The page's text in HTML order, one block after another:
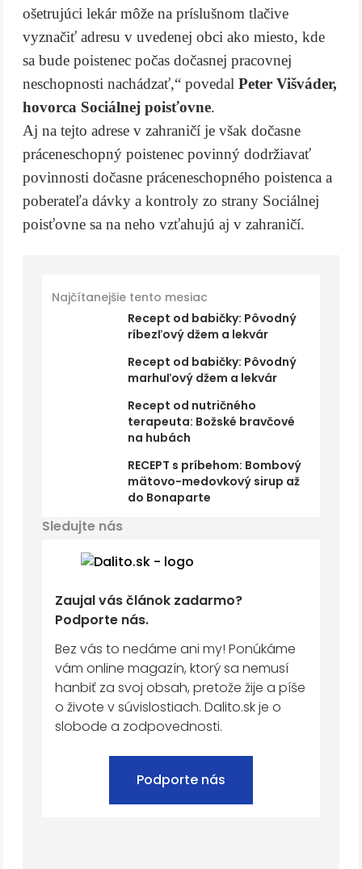
ošetrujúci lekár môže na príslušnom tlačive
vyznačiť adresu v uvedenej obci ako miesto, kde
sa bude poistenec počas dočasnej pracovnej
neschopnosti nachádzať,“ povedal Peter Višváder,
hovorca Sociálnej poisťovne.
Aj na tejto adrese v zahraničí je však dočasne
práceneschopný poistenec povinný dodržiavať
povinnosti dočasne práceneschopného poistenca a
poberateľa dávky a kontroly zo strany Sociálnej
poisťovne sa na neho vzťahujú aj v zahraničí.
Najčítanejšie tento mesiac
Recept od babičky: Pôvodný
ríbezľový džem a lekvár
Recept od babičky: Pôvodný
marhuľový džem a lekvár
Recept od nutričného
terapeuta: Božské bravčové
na hubách
RECEPT s príbehom: Bombový
mätovo-medovkový sirup až
do Bonaparte
Sledujte nás
Zaujal vás článok zadarmo?
Podporte nás.
Bez vás to nedáme ani my! Ponúkáme
vám online magazín, ktorý sa nemusí
hanbiť za svoj obsah, pretože žije a píše
o živote v súvislostiach. Dalito.sk je o
slobode a zodpovednosti.
Podporte nás